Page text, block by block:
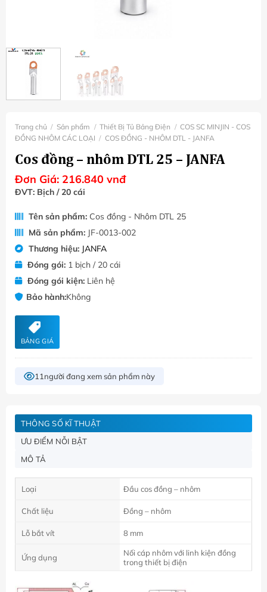
Trang chủ / Sản phẩm / Thiết Bị Tủ Bảng Điện / COS SC MINJIN - COS
ĐỒNG NHÔM CÁC LOẠI / COS ĐỒNG - NHÔM DTL - JANFA
Cos đồng – nhôm DTL 25 – JANFA
Đơn Giá: 216.840 vnđ
ĐVT: Bịch / 20 cái
Tên sản phẩm:Cos đồng - Nhôm DTL 25
Mã sản phẩm:JF-0013-002
Thương hiệu: JANFA
Đóng gói:1 bịch / 20 cái
Đóng gói kiện:Liên hệ
Bảo hành:Không
BẢNG GIÁ
11 người đang xem sản phẩm này
THÔNG SỐ KĨ THUẬT
ƯU ĐIỂM NỖI BẬT
MÔ TẢ
Loại Đầu cos đồng – nhôm
Chất liệu Đồng – nhôm
Lỗ bắt vít 8 mm
Ứng dụng
Nối cáp nhôm với linh kiện đồng
trong thiết bị điện